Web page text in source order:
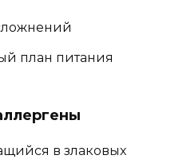
план питания
в злаковых